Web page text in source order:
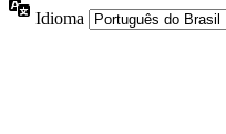
Idioma